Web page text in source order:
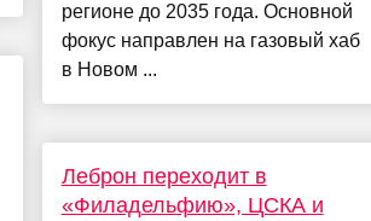
регионе до 2035 года. Основной
фокус направлен на газовый хаб
в Новом ...
Леброн переходит в
«Филадельфию», ЦСКА и